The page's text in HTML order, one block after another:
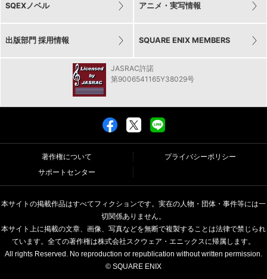
SQEXノベル アニメ・実写情報
出版部門 採用情報 SQUARE ENIX MEMBERS
JASRAC許諾
第9006541165Y38029号
著作権について
プライバシーポリシー
サポートセンター
本サイトの掲載作品はすべてフィクションです。実在の人物・団体・事件等には一
切関係ありません。
本サイト上に掲載の文章、画像、写真などを無断で複製することは法律で禁じられ
ています。全ての著作権は株式会社スクウェア・エニックスに帰属します。
All rights Reserved. No reproduction or republication without written permission.
© SQUARE ENIX